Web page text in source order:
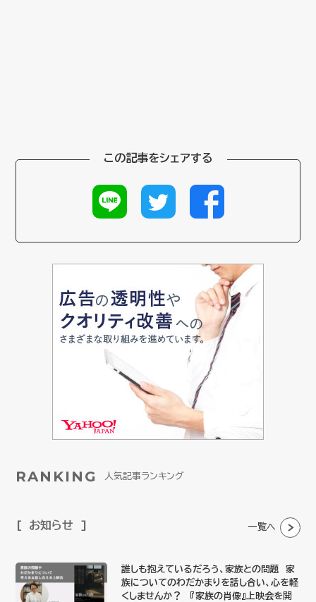
この記事をシェアする
RANKING 人気記事ランキング
お知らせ 一覧へ
誰しも抱えているだろう、家族との問題 家
族についてのわだかまりを話し合い、心を軽
くしませんか？ 『家族の肖像』上映会を開